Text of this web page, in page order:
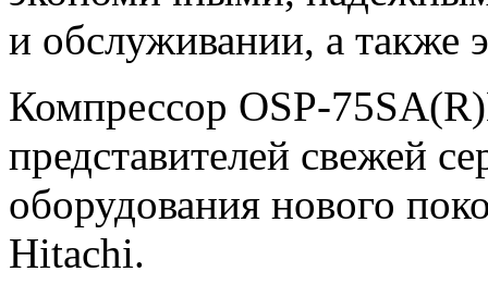
и обслуживании, а также
Компрессор OSP-
представителей свежей
оборудования нового
Hitachi.